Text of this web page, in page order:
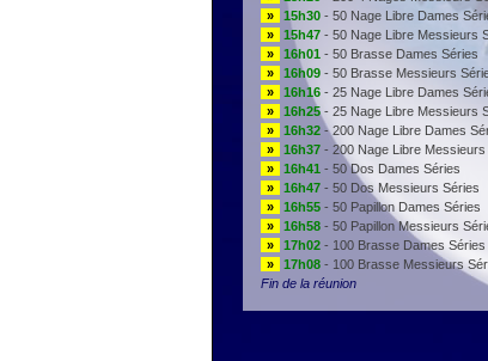
»
15h30 - 50 Nage Libre Dames
»
15h47 - 50 Nage Libre Messieurs
»
16h01 - 50 Brasse Dames Séries
»
16h09 - 50 Brasse Messieurs
»
16h16 - 25 Nage Libre Dames
»
16h25 - 25 Nage Libre Messieurs
»
16h32 - 200 Nage Libre Dames
»
16h37 - 200 Nage Libre
»
16h41 - 50 Dos Dames Séries
»
16h47 - 50 Dos Messieurs Séries
»
16h55 - 50 Papillon Dames Séries
»
16h58 - 50 Papillon Messieurs
»
17h02 - 100 Brasse Dames Séries
»
17h08 - 100 Brasse Messieurs
Fin de la réunion